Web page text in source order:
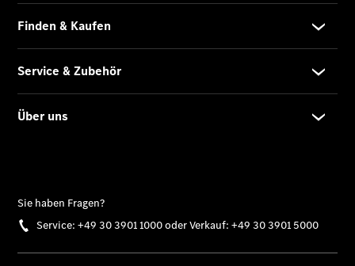
Ansprechpartner
Probefahrt